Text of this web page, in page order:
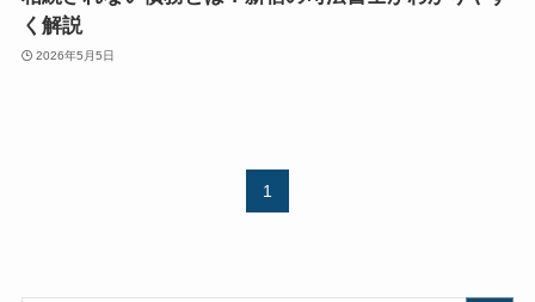
く解説
2026年5月5日
1